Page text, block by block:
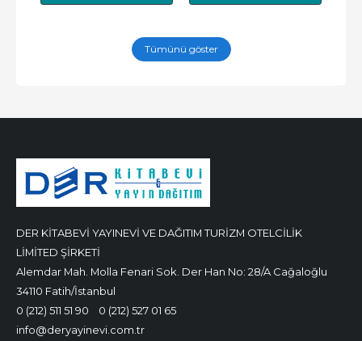
Tümünü göster
DER KİTABEVİ YAYINEVİ VE DAĞITIM TURİZM OTELCİLİK
LİMİTED ŞİRKETİ
Alemdar Mah. Molla Fenari Sok. Der Han No: 28/A Cağaloğlu
34110 Fatih/İstanbul
0 (212) 511 51 90
0 (212) 527 01 65
info@deryayinevi.com.tr